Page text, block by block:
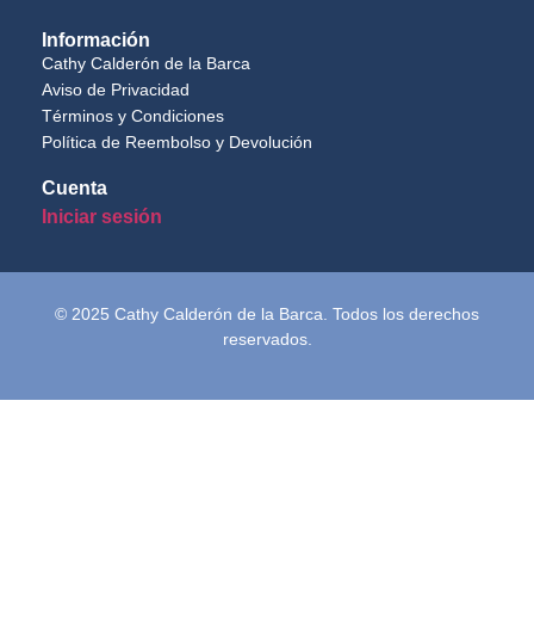
Información
Cathy Calderón de la Barca
Aviso de Privacidad
Términos y Condiciones
Política de Reembolso y Devolución
Cuenta
Iniciar sesión
© 2025 Cathy Calderón de la Barca. Todos los derechos
reservados.